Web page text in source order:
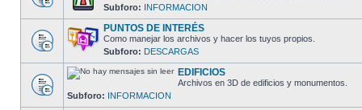
Subforo: INFORMACION
PUNTOS DE INTERÉS
Como manejar los archivos y hacer los tuyos propios.
Subforo: DESCARGAS
EDIFICIOS
Archivos en 3D de edificios y monumentos.
Subforo: INFORMACION